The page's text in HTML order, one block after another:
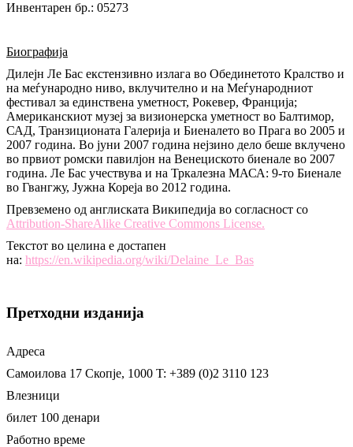
Инвентарен бр.: 05273
Биографија
Дилејн Ле Бас екстензивно излага во Обединетото Кралство и
на меѓународно ниво, вклучително и на Меѓународниот
фестивал за единствена уметност, Рокевер, Франција;
Американскиот музеј за визионерска уметност во Балтимор,
САД, Транзиционата Галерија и Биеналето во Прага во 2005 и
2007 година. Во јуни 2007 година нејзино дело беше вклучено
во првиот ромски павилјон на Венециското биенале во 2007
година. Ле Бас учествува и на Тркалезна МАСА: 9-то Биенале
во Гвангжу, Јужна Кореја во 2012 година.
Превземено од англиската Википедија во согласност со
Attribution-ShareAlike Creative Commons License.
Текстот во целина е достапен
на: https://en.wikipedia.org/wiki/Delaine_Le_Bas
Претходни изданија
Адреса
Самоилова 17 Скопје, 1000 T: +389 (0)2 3110 123
Влезници
билет 100 денари
Работно време